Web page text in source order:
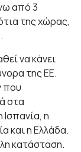
από 3
της χώρας,
να κάνει
της ΕΕ.
που
στα
η
και η Ελλάδα.
κατάσταση.